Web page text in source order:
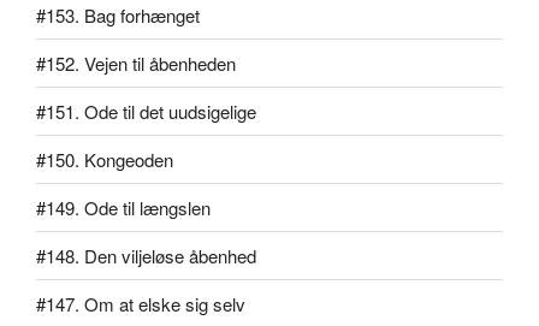
#153. Bag forhænget
#152. Vejen til åbenheden
#151. Ode til det uudsigelige
#150. Kongeoden
#149. Ode til længslen
#148. Den viljeløse åbenhed
#147. Om at elske sig selv